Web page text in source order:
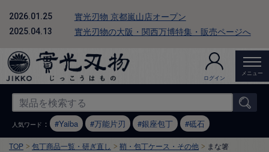
2026.01.25 實光刃物 京都嵐山店オープン
2025.04.13 實光刃物の大阪・関西万博特集・販売ページへ
ログイン
メニュー
人気ワード ： Yaiba 万能片刃 銀座包丁 砥石
TOP 包丁商品一覧・研ぎ直し 鞘・包丁ケース・その他 まな箸